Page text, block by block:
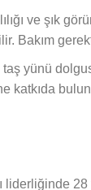
ve şık
Bakım
yünü
katkıda
28